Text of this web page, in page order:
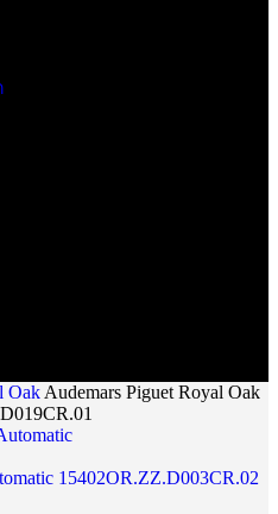
Oak Audemars Piguet Royal Oak
15402OR.ZZ.D003CR.02